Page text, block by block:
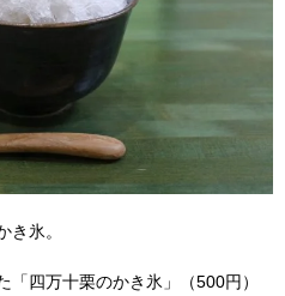
き氷。
四万十栗のかき氷」（500円）